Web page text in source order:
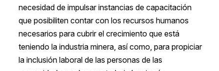
necesidad de impulsar instancias de capacitación
que posibiliten contar con los recursos humanos
necesarios para cubrir el crecimiento que está
teniendo la industria minera, así como, para propiciar
la inclusión laboral de las personas de las